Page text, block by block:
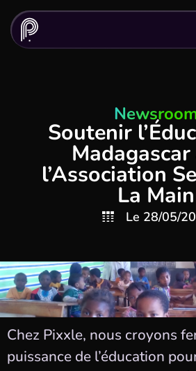
Soutenir
Madagascar
l’Association
La Main
Le 28/05/
Chez Pixxle, nous croyons
puissance de l’éducation